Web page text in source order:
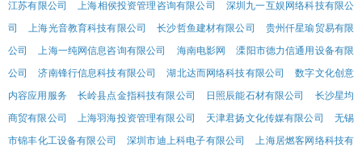
江苏有限公司
上海相侯投资管理咨询有限公司
深圳九一互娱网络科技有限公
司
上海光音教育科技有限公司 长沙哲鱼建材有限公司
贵州仟星瑜贸易有限
公司
上海一纯网信息咨询有限公司 海南电影网
溧阳市德力信通用设备有限
公司
济南锋行信息科技有限公司 湖北达而网络科技有限公司
数字文化创意
内容应用服务
长岭县点金指科技有限公司 日照辰能石材有限公司
长沙星均
商贸有限公司
上海羽海投资管理有限公司 天津君扬文化传媒有限公司
无锡
市锦丰化工设备有限公司
深圳市迪上科电子有限公司
上海居燃客网络科技有